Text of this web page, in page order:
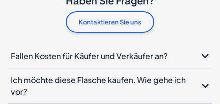
Kontaktieren Sie uns
Fallen Kosten für Käufer und Verkäufer an?
Ich möchte diese Flasche kaufen. Wie gehe ich
vor?